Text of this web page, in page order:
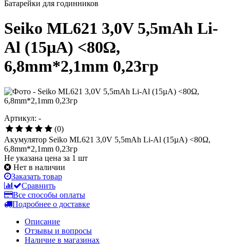
Батарейки для годинников
Seiko ML621 3,0V 5,5mAh Li-
Al (15µA) <80Ω,
6,8mm*2,1mm 0,23гр
Артикул: -
(0)
Акумулятор Seiko ML621 3,0V 5,5mAh Li-Al (15µA) <80Ω,
6,8mm*2,1mm 0,23гр
Не указана цена за 1 шт
Нет в наличии
Заказать товар
Сравнить
Все способы оплаты
Подробнее о доставке
Описание
Отзывы и вопросы
Наличие в магазинах